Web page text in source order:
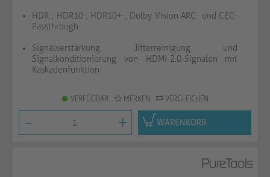
HDR-, HDR10-, HDR10+-, Dolby Vision ARC- und CEC-
Passthrough
Signalverstärkung, Jitterreinigung und
Signalkonditionierung von HDMI-2.0-Signalen mit
Kaskadenfunktion
VERFÜGBAR MERKEN VERGLEICHEN
- + WARENKORB